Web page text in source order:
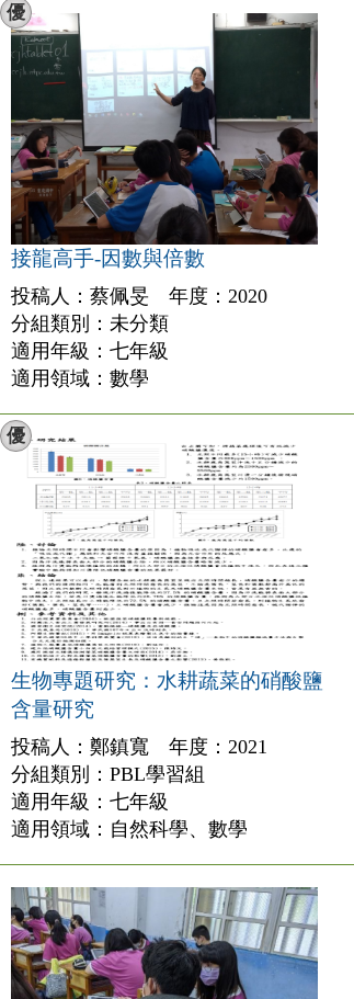
接龍高手-因數與倍數
優
投稿人：蔡佩旻 年度：2020
分組類別：未分類
適用年級：七年級
適用領域：數學
生物專題研究：水耕蔬菜的硝酸鹽
含量研究
優
投稿人：鄭鎮寬 年度：2021
分組類別：PBL學習組
適用年級：七年級
適用領域：自然科學、數學